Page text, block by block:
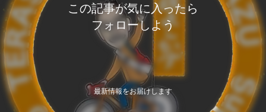
この記事が気に入ったら
フォローしよう
最新情報をお届けします